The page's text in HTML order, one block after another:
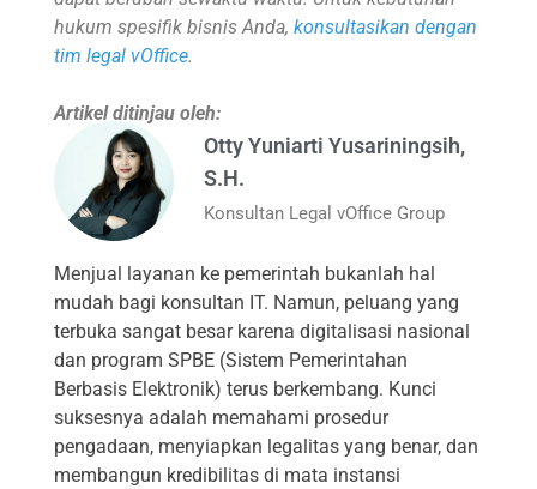
hukum spesifik bisnis Anda, konsultasikan dengan
tim legal vOffice.
Artikel ditinjau oleh:
Otty Yuniarti Yusariningsih,
S.H.
Konsultan Legal vOffice Group
Menjual layanan ke pemerintah bukanlah hal
mudah bagi konsultan IT. Namun, peluang yang
terbuka sangat besar karena digitalisasi nasional
dan program SPBE (Sistem Pemerintahan
Berbasis Elektronik) terus berkembang. Kunci
suksesnya adalah memahami prosedur
pengadaan, menyiapkan legalitas yang benar, dan
membangun kredibilitas di mata instansi